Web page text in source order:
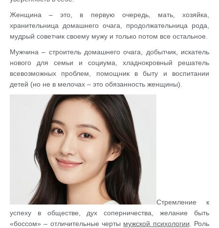
Женщина – это, в первую очередь, мать, хозяйка,
хранительница домашнего очага, продолжательница рода,
мудрый советчик своему мужу и только потом все остальное.
Мужчина – строитель домашнего очага, добытчик, искатель
нового для семьи и социума, хладнокровный решатель
всевозможных проблем, помощник в быту и воспитании
детей (но не в мелочах – это обязанность женщины).
Стремление к
успеху в обществе, дух соперничества, желание быть
«боссом» – отличительные черты мужской психологии . Роль